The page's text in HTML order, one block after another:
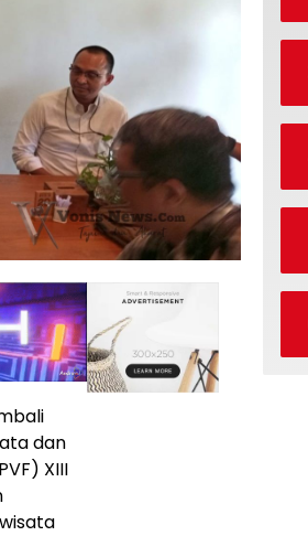
dan
XIII